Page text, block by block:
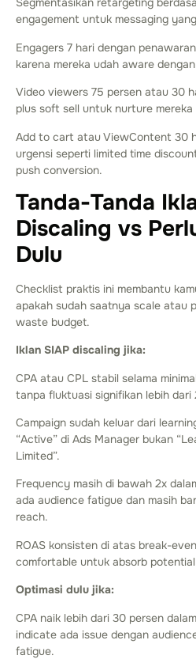
engagement untuk messaging
Engagers 7 hari dengan
karena mereka udah aware
Video viewers 75 persen atau 30
plus soft sell untuk nurture
Add to cart atau ViewContent 30
urgensi seperti limited time
push conversion.
Tanda-Tanda
Discaling vs
Dulu
Checklist praktis ini membantu
apakah sudah saatnya scale atau
waste budget.
Iklan SIAP discaling jika:
CPA atau CPL stabil selama
tanpa fluktuasi signifikan lebih dari
Campaign sudah keluar dari
“Active” di Ads Manager bukan
Limited”.
Frequency masih di bawah 2x
ada audience fatigue dan masih
reach.
ROAS konsisten di atas break-
comfortable untuk absorb
Optimasi dulu jika:
CPA naik lebih dari 30 persen
indicate ada issue dengan
fatigue.